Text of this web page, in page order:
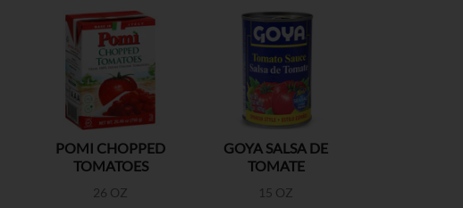
POMI CHOPPED
TOMATOES
26 OZ
GOYA SALSA DE
TOMATE
15 OZ